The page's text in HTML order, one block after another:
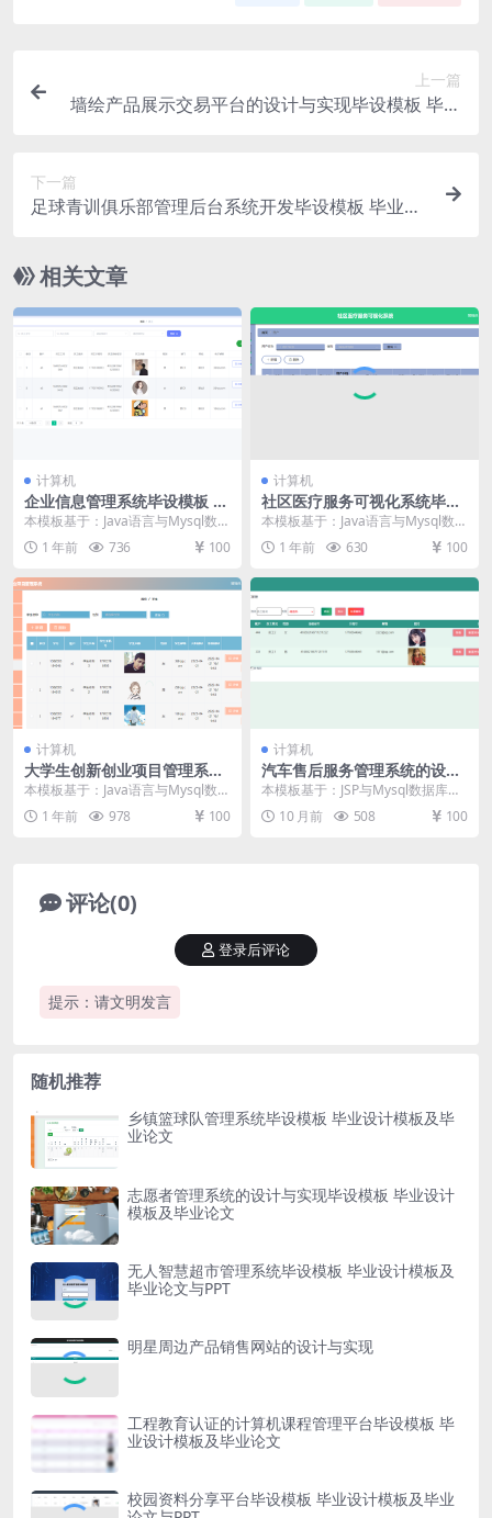
上一篇
墙绘产品展示交易平台的设计与实现毕设模板 毕业
下一篇
足球青训俱乐部管理后台系统开发毕设模板 毕业设
相关文章
计算机
企业信息管理系统毕设模板 毕
业设计模板及毕业论文
本模板基于：Java语言与Mysql数据
库开发 系统功能实现 管理员功能模
块的实...
1 年前 736 100
计算机
社区医疗服务可视化系统毕设
模板 毕业设计模板及毕业论文
本模板基于：Java语言与Mysql数据
库开发 系统功能实现 这个环节需要
使用前...
1 年前 630 100
计算机
大学生创新创业项目管理系统
毕设模板 毕业设计模板及毕业
论文
本模板基于：Java语言与Mysql数据
库开发 系统功能实现 这个环节需要
使用前...
1 年前 978 100
计算机
汽车售后服务管理系统的设计
与实现毕设模板 毕业设计模板
及毕业论文
本模板基于：JSP与Mysql数据库开
发 系统功能实现 进入到这个环节，
也就可以...
10 月前 508 100
评论(0)
提示：请文明发言
登录后评论
随机推荐
乡镇篮球队管理系统毕设模板 毕业设计模板及毕
业论文
志愿者管理系统的设计与实现毕设模板 毕业设计
模板及毕业论文
无人智慧超市管理系统毕设模板 毕业设计模板及
毕业论文与PPT
明星周边产品销售网站的设计与实现
工程教育认证的计算机课程管理平台毕设模板 毕
业设计模板及毕业论文
校园资料分享平台毕设模板 毕业设计模板及毕业